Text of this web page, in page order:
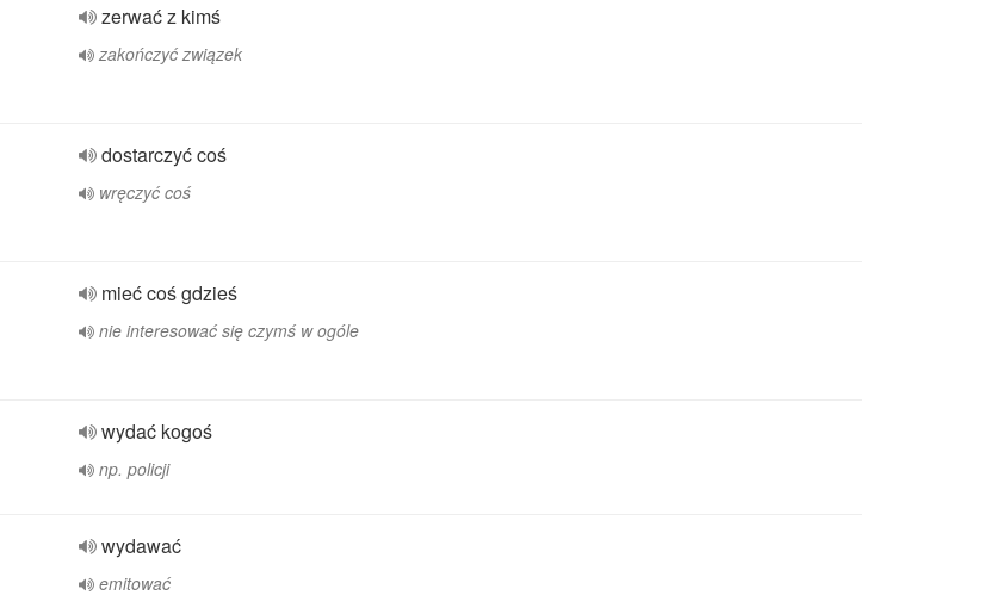
zerwać z kimś
zakończyć związek
dostarczyć coś
wręczyć coś
mieć coś gdzieś
nie interesować się czymś w ogóle
wydać kogoś
np. policji
wydawać
emitować